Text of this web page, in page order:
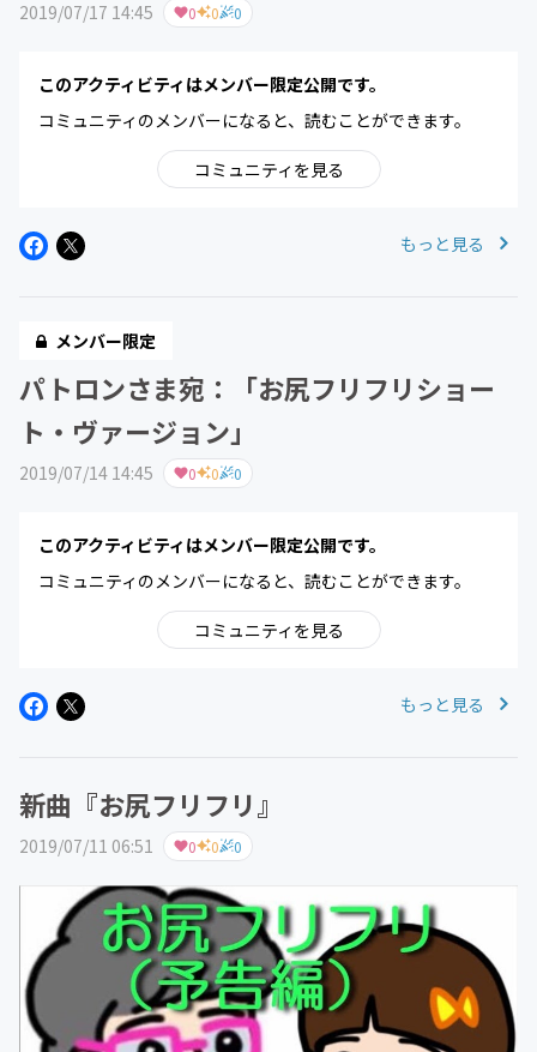
2019/07/17 14:45 0 0 0
このアクティビティはメンバー限定公開です。
コミュニティのメンバーになると、読むことができます。
コミュニティを見る
もっと見る
メンバー限定
パトロンさま宛：「お尻フリフリショー
ト・ヴァージョン」
2019/07/14 14:45 0 0 0
このアクティビティはメンバー限定公開です。
コミュニティのメンバーになると、読むことができます。
コミュニティを見る
もっと見る
新曲『お尻フリフリ』
2019/07/11 06:51 0 0 0